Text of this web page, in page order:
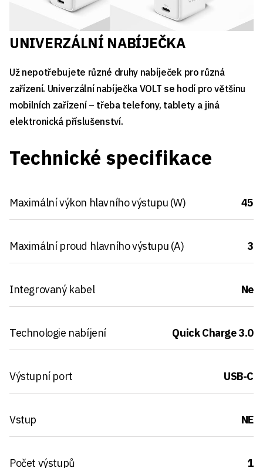
UNIVERZÁLNÍ NABÍJEČKA
Už nepotřebujete různé druhy nabíječek pro různá
zařízení. Univerzální nabíječka VOLT se hodí pro většinu
mobilních zařízení – třeba telefony, tablety a jiná
elektronická příslušenství.
Technické specifikace
Maximální výkon hlavního výstupu (W) 45
Maximální proud hlavního výstupu (A) 3
Integrovaný kabel Ne
Technologie nabíjení Quick Charge 3.0
Výstupní port USB-C
Vstup NE
Počet výstupů 1